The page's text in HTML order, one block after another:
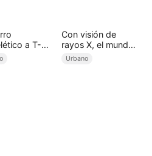
a T-
venganza
Con visión de
rayos X, el mundo
es mío (Doblado)
Urbano